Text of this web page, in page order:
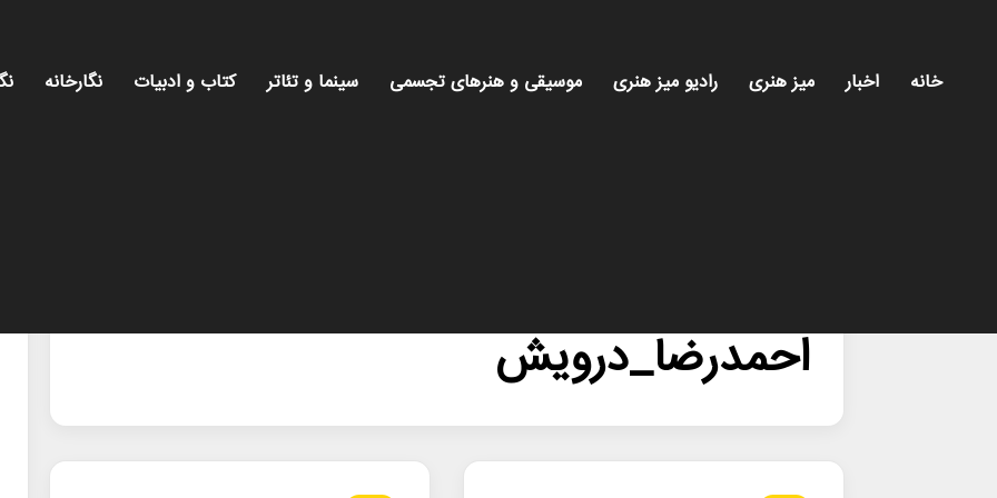
خانه اخبار میز هنری رادیو میز هنری موسیقی و هنرهای تجسمی سینما و تئاتر کتاب و ادبیات نگارخانه
احمدرضا_درویش